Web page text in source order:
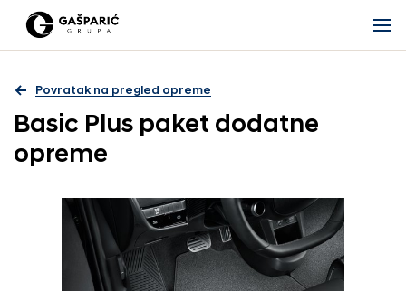
Povratak na pregled opreme
Basic Plus paket dodatne
opreme